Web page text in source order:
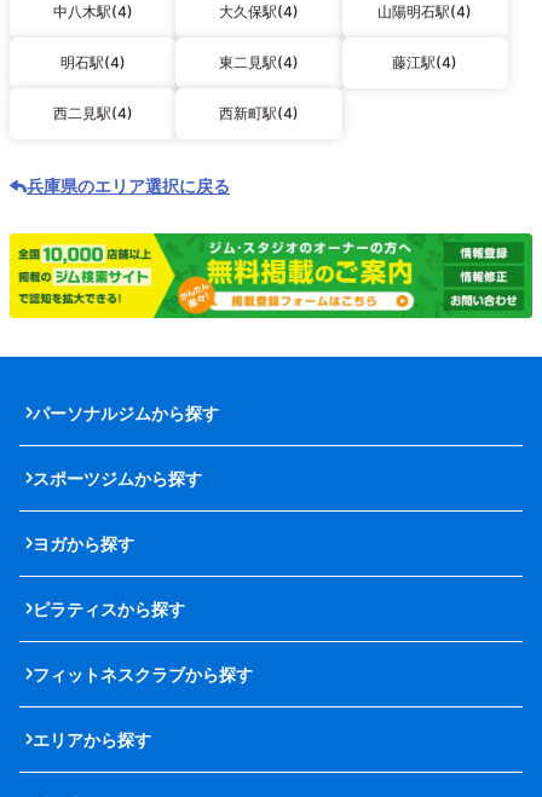
中八木駅(4) 大久保駅(4) 山陽明石駅(4)
明石駅(4) 東二見駅(4) 藤江駅(4)
西二見駅(4) 西新町駅(4)
兵庫県のエリア選択に戻る
パーソナルジムから探す
スポーツジムから探す
ヨガから探す
ピラティスから探す
フィットネスクラブから探す
エリアから探す